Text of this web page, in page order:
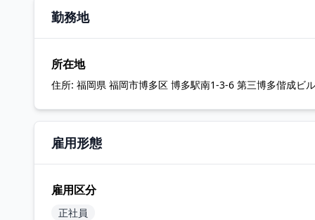
勤務地
所在地
住所: 福岡県 福岡市博多区 博多駅南1-3-6 第三博多偕成ビ
雇用形態
雇用区分
正社員